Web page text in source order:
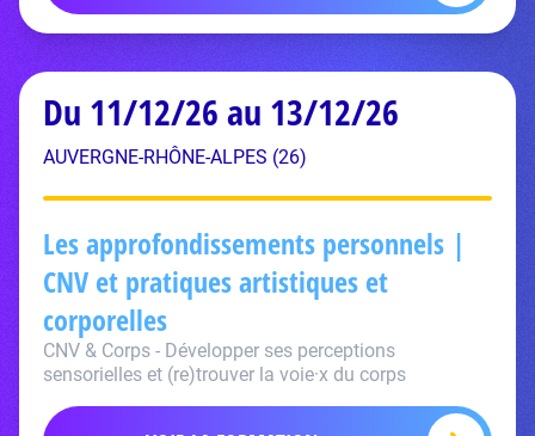
Du 11/12/26 au 13/12/26
AUVERGNE-RHÔNE-ALPES (26)
Les approfondissements personnels |
CNV et pratiques artistiques et
corporelles
CNV & Corps - Développer ses perceptions
sensorielles et (re)trouver la voie·x du corps